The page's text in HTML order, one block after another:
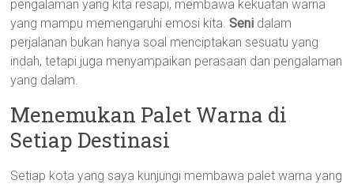
pengalaman yang kita resapi, membawa kekuatan warna
yang mampu memengaruhi emosi kita.Seni dalam
perjalanan bukan hanya soal menciptakan sesuatu yang
indah, tetapi juga menyampaikan perasaan dan pengalaman
yang dalam.
Menemukan Palet Warna di
Setiap Destinasi
Setiap kota yang saya kunjungi membawa palet warna yang